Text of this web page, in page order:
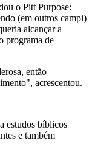
o Pitt Purpose:
(em outros campi)
alcançar a
programa de
então
acrescentou.
estudos bíblicos
e também